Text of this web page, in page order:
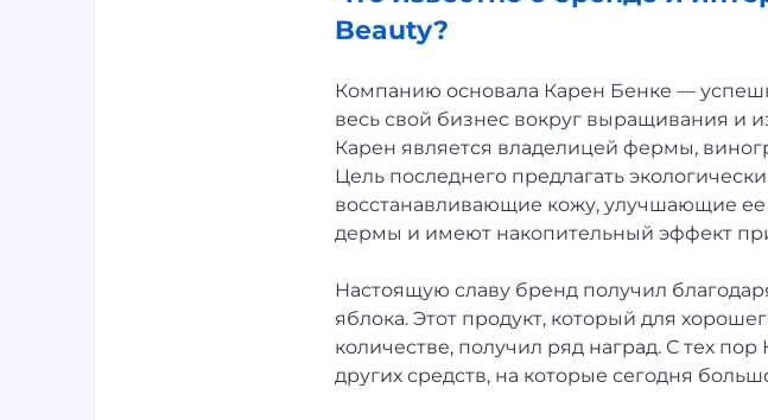
Beauty?
Компанию основала Карен Бенке —
весь свой бизнес вокруг выращивания и
Карен является владелицей фермы,
Цель последнего предлагать
восстанавливающие кожу, улучшающие ее
дермы и имеют накопительный эффект
Настоящую славу бренд получил
яблока. Этот продукт, который для
количестве, получил ряд наград. С тех
других средств, на которые сегодня